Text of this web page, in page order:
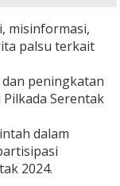
misinformasi,
palsu terkait
peningkatan
Serentak
dalam
2024.